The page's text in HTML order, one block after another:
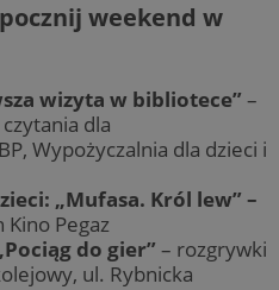
weekend w
wizyta w bibliotece” –
dla
Wypożyczalnia dla dzieci i
„Mufasa. Król lew” –
Pegaz
do gier” – rozgrywki
ul. Rybnicka